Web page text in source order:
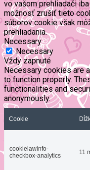
vo vašom prehliadači
možnosť zrušiť tieto
súborov cookie však
prehliadania.
Necessary
Necessary
Vždy zapnuté
Necessary cookies are
to function properly.
functionalities and
anonymously.
Cookie
cookielawinfo-
checkbox-analytics
11